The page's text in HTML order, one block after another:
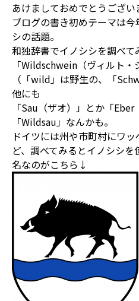
あけましておめでとうござい
ブログの書き初めテーマは
シの話題。
和独辞書でイノシシを調べて
「Wildschwein（ヴィルト・
（「wild」は野生の、「
他にも
「Sau（ザオ）」とか「Eber
「Wildsau」なんかも。
ドイツには州や市町村にワ
ど、調べてみるとイノシシ
名なのがこちら↓